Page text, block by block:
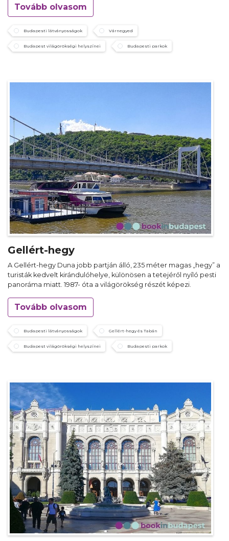
Tovább olvasom
Budapesti látványosságok Várnegyed
Budapest világörökségi helyszínei Budapesti parkok
Gellért-hegy
A Gellért-hegy Duna jobb partján álló, 235 méter magas „hegy” a
turisták kedvelt kirándulóhelye, különösen a tetejéről nyíló pesti
panoráma miatt. 1987- óta a világörökség részét képezi.
Tovább olvasom
Budapesti látványosságok Gellért-hegy és Tabán
Budapest világörökségi helyszínei Budapesti parkok